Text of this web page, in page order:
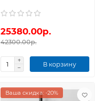
25380.00р.
42300.00р.
В корзину
Ваша скидка: -20%